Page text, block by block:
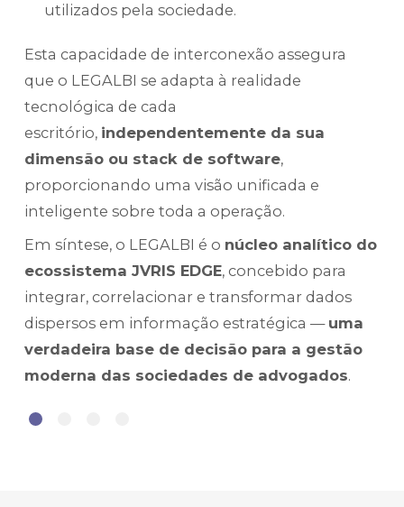
utilizados pela sociedade.
Esta capacidade de interconexão assegura
que o LEGALBI se adapta à realidade
tecnológica de cada
escritório, independentemente da sua
dimensão ou stack de software,
proporcionando uma visão unificada e
inteligente sobre toda a operação.
Em síntese, o LEGALBI é o núcleo analítico do
ecossistema JVRIS EDGE, concebido para
integrar, correlacionar e transformar dados
dispersos em informação estratégica — uma
verdadeira base de decisão para a gestão
moderna das sociedades de advogados.